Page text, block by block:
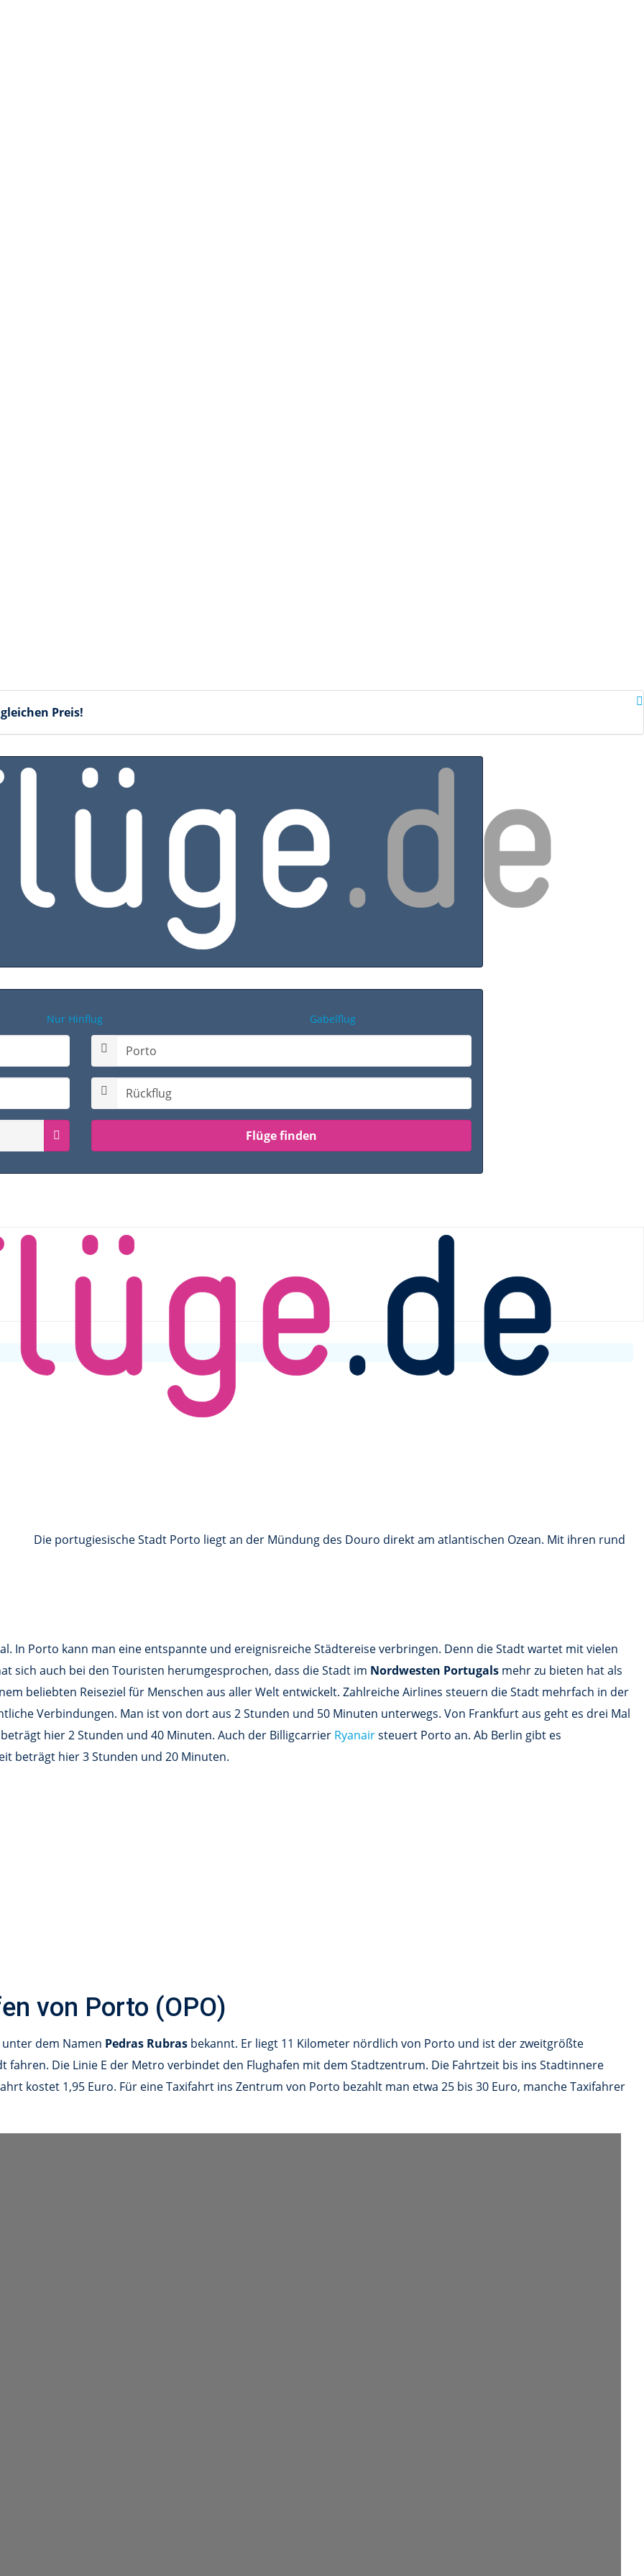
Preis!
Nur Hinflug Gabelflug
Rückflugdatum auswählen
Die portugiesische Stadt Porto liegt an der Mündung des Douro direkt am atlantischen Ozean. Mit ihren rund
In Porto kann man eine entspannte und ereignisreiche Städtereise verbringen. Denn die Stadt wartet mit vielen
sich auch bei den Touristen herumgesprochen, dass die Stadt im Nordwesten Portugals mehr zu bieten hat als
beliebten Reiseziel für Menschen aus aller Welt entwickelt. Zahlreiche Airlines steuern die Stadt mehrfach in der
Verbindungen. Man ist von dort aus 2 Stunden und 50 Minuten unterwegs. Von Frankfurt aus geht es drei Mal
hier 2 Stunden und 40 Minuten. Auch der Billigcarrier Ryanairsteuert Porto an. Ab Berlin gibt es
beträgt hier 3 Stunden und 20 Minuten.
von Porto (OPO)
unter dem Namen Pedras Rubras bekannt. Er liegt 11 Kilometer nördlich von Porto und ist der zweitgrößte
fahren. Die Linie E der Metro verbindet den Flughafen mit dem Stadtzentrum. Die Fahrtzeit bis ins Stadtinnere
kostet 1,95 Euro. Für eine Taxifahrt ins Zentrum von Porto bezahlt man etwa 25 bis 30 Euro, manche Taxifahrer